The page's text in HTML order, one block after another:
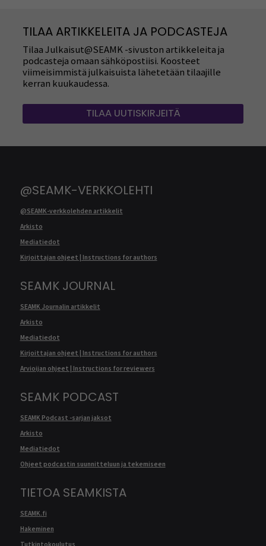
TILAA ARTIKKELEITA JA PODCASTEJA
Tilaa Julkaisut@SEAMK -sivuston artikkeleita ja
podcasteja omaan sähköpostiisi. Koosteet
viimeisimmistä julkaisuista lähetetään tilaajille
kerran kuukaudessa.
TILAA UUTISKIRJEITÄ
@SEAMK-VERKKOLEHTI
@SEAMK-verkkolehden artikkelit
Arkisto
Mediatiedot
Kirjoittajan ohjeet | Instructions for authors
SEAMK JOURNAL
SEAMK Journalin artikkelit
Arkisto
Mediatiedot
Kirjoittajan ohjeet | Instructions for authors
Arvioijan ohjeet | Instructions for reviewers
SEAMK PODCAST
SEAMK Podcast -sarjan jaksot
Arkisto
Mediatiedot
Ohjeet podcastin suunnitteluun ja tekemiseen
TIETOA SEAMKISTA
SEAMK.fi
Hakeminen
Tutkintokoulutus